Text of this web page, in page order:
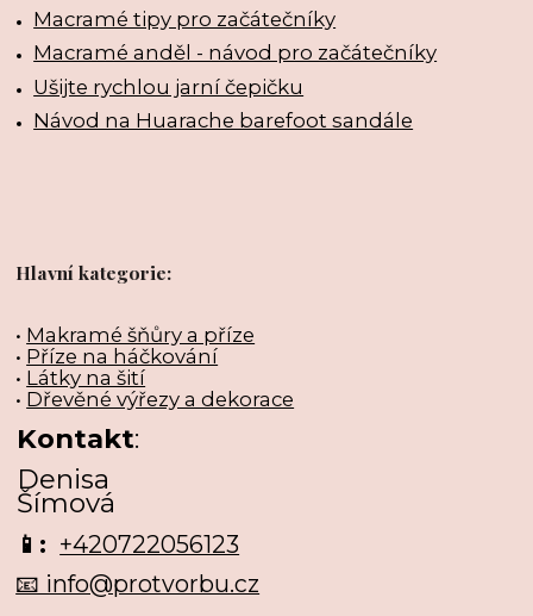
Macramé tipy pro začátečníky
Macramé anděl - návod pro začátečníky
Ušijte rychlou jarní čepičku
Návod na Huarache barefoot sandále
Hlavní kategorie:
• Makramé šňůry a příze
• Příze na háčkování
• Látky na šití
• Dřevěné výřezy a dekorace
Kontakt:
Denisa
Šímová
📱: +420722056123
📧 info@protvorbu.cz